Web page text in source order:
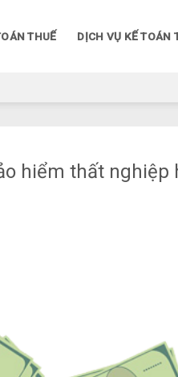
THUẾ DỊCH VỤ KẾ TOÁN
hiểm thất